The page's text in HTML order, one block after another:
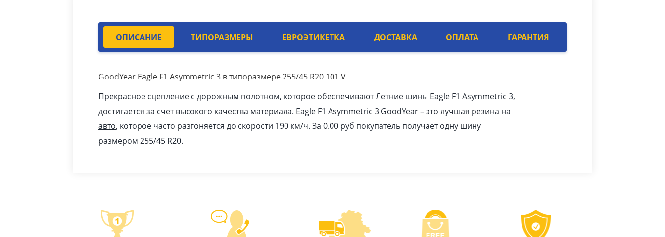
ОПИСАНИЕ ТИПОРАЗМЕРЫ ЕВРОЭТИКЕТКА ДОСТАВКА ОПЛАТА ГАРАНТИЯ
GoodYear Eagle F1 Asymmetric 3 в типоразмере 255/45 R20 101 V
Прекрасное сцепление с дорожным полотном, которое обеспечиваютЛетние шины Eagle F1 Asymmetric 3,
достигается за счет высокого качества материала. Eagle F1 Asymmetric 3 GoodYear– это лучшая резина на
авто, которое часто разгоняется до скорости 190 км/ч. За 0.00 pуб покупатель получает одну шину
размером 255/45 R20.